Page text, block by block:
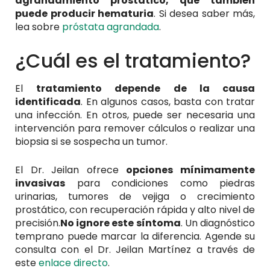
puede producir hematuria. Si desea saber más,
lea sobre próstata agrandada.
¿Cuál es el tratamiento?
El tratamiento depende de la causa
identificada. En algunos casos, basta con tratar
una infección. En otros, puede ser necesaria una
intervención para remover cálculos o realizar una
biopsia si se sospecha un tumor.
El Dr. Jeilan ofrece opciones mínimamente
invasivas para condiciones como piedras
urinarias, tumores de vejiga o crecimiento
prostático, con recuperación rápida y alto nivel de
precisión.No ignore este síntoma. Un diagnóstico
temprano puede marcar la diferencia. Agende su
consulta con el Dr. Jeilan Martínez a través de
esteenlace directo.